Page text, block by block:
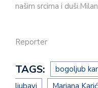
našim srcima i
Reporter
TAGS: bogoljub
ljubavi
Marjana Karić